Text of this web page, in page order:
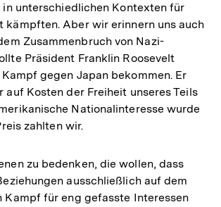
in unterschiedlichen Kontexten für
kämpften. Aber wir erinnern uns auch
Zusammenbruch von Nazi-
Präsident Franklin Roosevelt
gegen Japan bekommen. Er
auf Kosten der Freiheit unseres Teils
Nationalinteresse wurde
zahlten wir.
zu bedenken, die wollen, dass
ausschließlich auf dem
Kampf für eng gefasste Interessen